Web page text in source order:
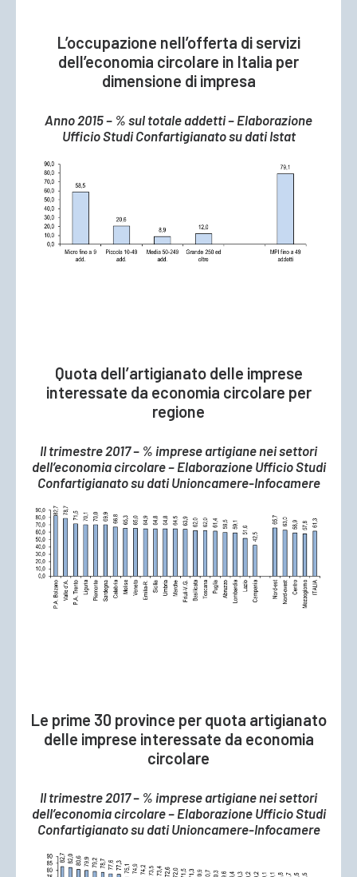
L’occupazione nell’offerta di servizi
dell’economia circolare in Italia per
dimensione di impresa
Anno 2015 – % sul totale addetti – Elaborazione
Ufficio Studi Confartigianato su dati Istat
Quota dell’artigianato delle imprese
interessate da economia circolare per
regione
II trimestre 2017 – % imprese artigiane nei settori
dell’economia circolare – Elaborazione Ufficio Studi
Confartigianato su dati Unioncamere-Infocamere
Le prime 30 province per quota artigianato
delle imprese interessate da economia
circolare
II trimestre 2017 – % imprese artigiane nei settori
dell’economia circolare – Elaborazione Ufficio Studi
Confartigianato su dati Unioncamere-Infocamere